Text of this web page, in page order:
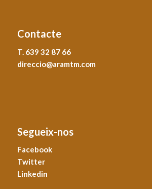
Contacte
T. 639 32 87 66
direccio@aramtm.com
Segueix-nos
Facebook
Twitter
Linkedin